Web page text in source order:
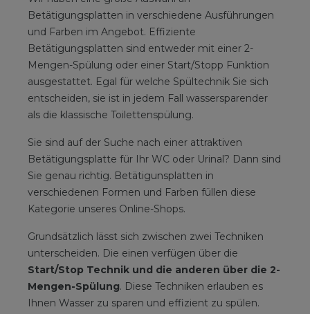
Betätigungsplatten in verschiedene Ausführungen
und Farben im Angebot. Effiziente
Betätigungsplatten sind entweder mit einer 2-
Mengen-Spülung oder einer Start/Stopp Funktion
ausgestattet. Egal für welche Spültechnik Sie sich
entscheiden, sie ist in jedem Fall wassersparender
als die klassische Toilettenspülung.
Sie sind auf der Suche nach einer attraktiven
Betätigungsplatte für Ihr WC oder Urinal? Dann sind
Sie genau richtig. Betätigunsplatten in
verschiedenen Formen und Farben füllen diese
Kategorie unseres Online-Shops.
Grundsätzlich lässt sich zwischen zwei Techniken
unterscheiden. Die einen verfügen über die
Start/Stop Technik und die anderen über die 2-
Mengen-Spülung. Diese Techniken erlauben es
Ihnen Wasser zu sparen und effizient zu spülen.